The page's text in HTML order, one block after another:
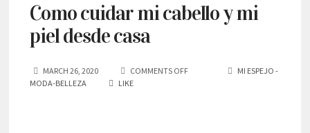
Como cuidar mi cabello y mi
piel desde casa
MARCH 26, 2020 COMMENTS OFF
MI ESPEJO -
MODA-BELLEZA
LIKE